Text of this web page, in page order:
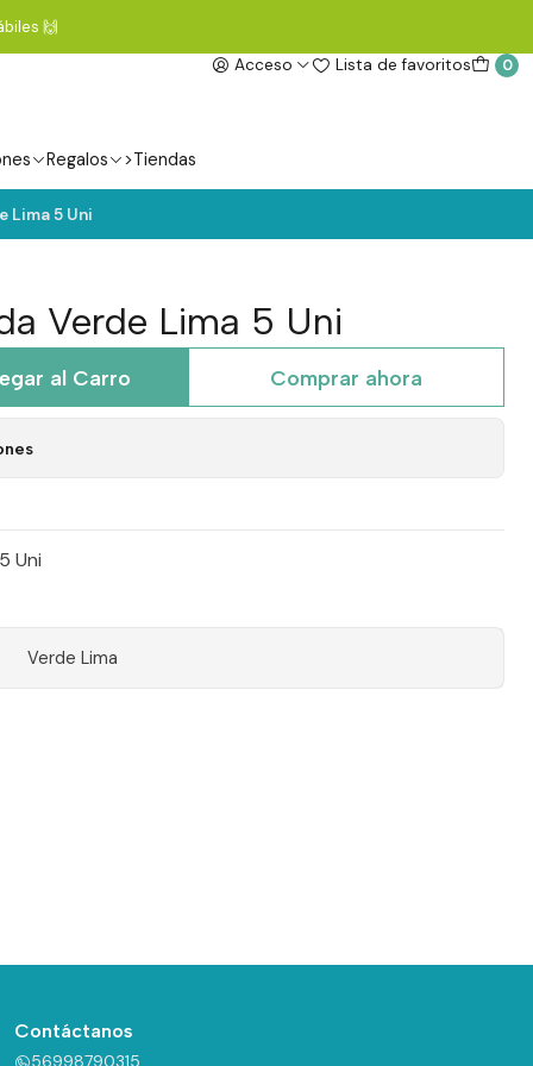
Acceso Lista de favoritos 0
Regalos >Tiendas
🙌
Lima 5 Uni
Verde Lima 5 Uni
al Carro Comprar ahora
Uni
Verde Lima
Contáctanos
56998790315